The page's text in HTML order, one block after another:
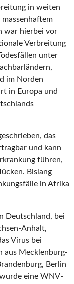
in weiten
war hierbei vor
Verbreitung
unter
im Norden
in Europa und
das
und kann
führen,
Bislang
in Afrika
Deutschland, bei
Anhalt,
Virus bei
aus Mecklenburg-
Berlin
eine WNV-